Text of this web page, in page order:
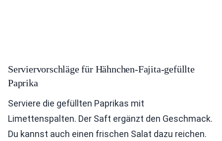
Serviervorschläge für Hähnchen-Fajita-gefüllte
Paprika
Serviere die gefüllten Paprikas mit
Limettenspalten. Der Saft ergänzt den Geschmack.
Du kannst auch einen frischen Salat dazu reichen.